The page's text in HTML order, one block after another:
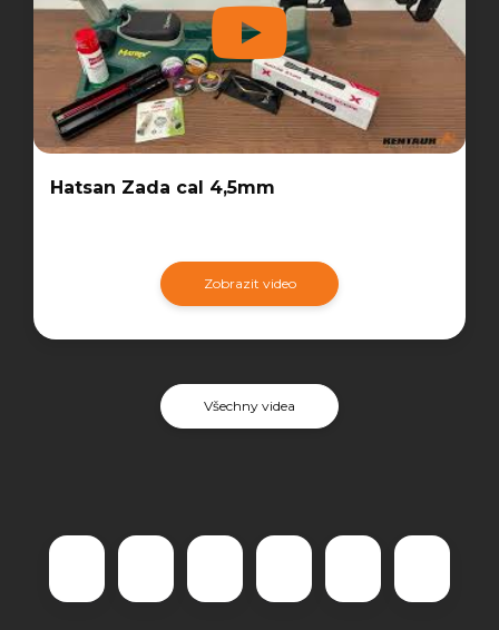
Hatsan Zada cal 4,5mm
Zobrazit video
Všechny videa